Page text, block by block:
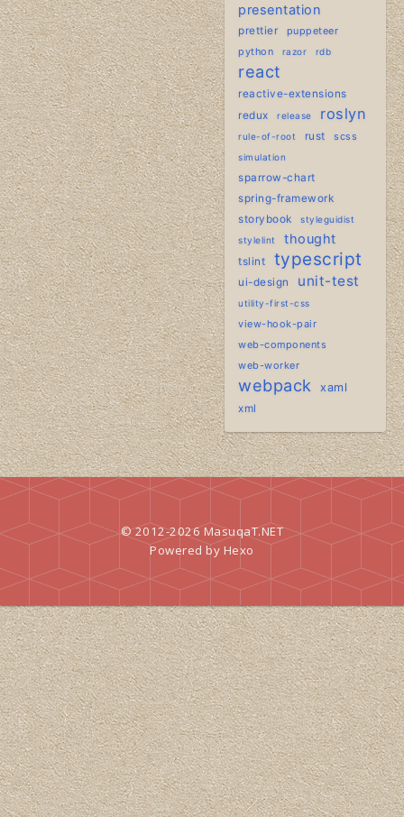
presentation
prettier
puppeteer
python
razor rdb
react
reactive-extensions
redux
release roslyn
rule-of-root rust scss
simulation
sparrow-chart
spring-framework
storybook
styleguidist
stylelint
thought
tslint typescript
ui-design unit-test
utility-first-css
view-hook-pair
web-components
web-worker
webpack xaml
xml
© 2012-2026MasuqaT.NET
Powered by Hexo